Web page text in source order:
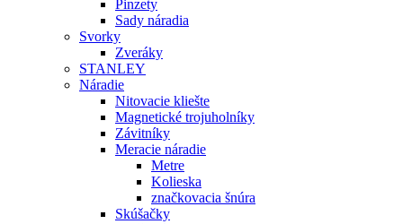
Pinzety
Sady náradia
Svorky
Zveráky
STANLEY
Náradie
Nitovacie kliešte
Magnetické trojuholníky
Závitníky
Meracie náradie
Metre
Kolieska
značkovacia šnúra
Skúšačky